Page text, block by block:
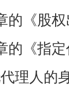
的《股
的《指
理人的